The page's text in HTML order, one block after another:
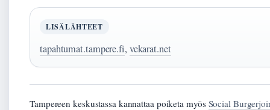
LISÄLÄHTEET
tapahtumat.tampere.fi, vekarat.net
Tampereen keskustassa kannattaa poiketa myös Social